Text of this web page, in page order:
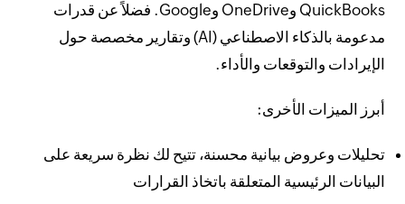
QuickBooks وOneDrive وGoogle. فضلاً عن قدرات
مدعومة بالذكاء الاصطناعي (AI) وتقارير مخصصة حول
الإيرادات والتوقعات والأداء.
أبرز الميزات الأخرى:
تحليلات وعروض بيانية محسنة، تتيح لك نظرة سريعة على
البيانات الرئيسية المتعلقة باتخاذ القرارات